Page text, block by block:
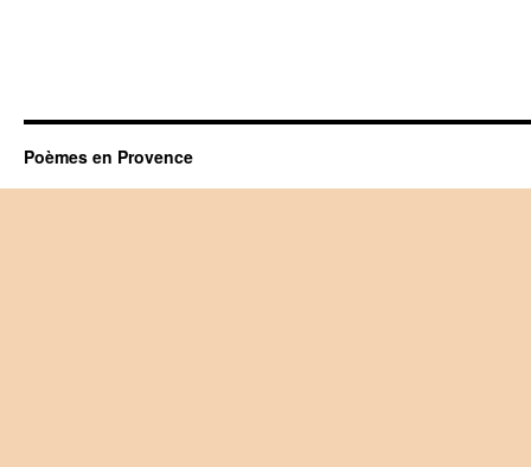
Poèmes en Provence